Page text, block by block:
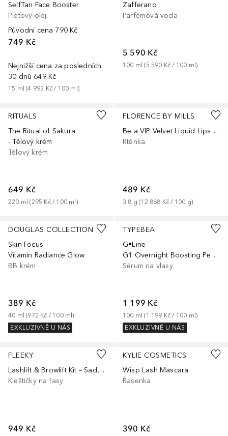
SelfTan Face Booster
Pleťový olej
Původní cena 790 Kč
749 Kč
Nejnižší cena za posledních
30 dnů 649 Kč
15 ml (4 993 Kč / 100 ml )
Zafferano
Parfémová voda
5 590 Kč
100 ml (5 590 Kč / 100 ml)
RITUALS
The Ritual of Sakura
- Tělový krém
Tělový krém
649 Kč
220 ml (295 Kč / 100 ml )
FLORENCE BY MILLS
Be a VIP Velvet Liquid Lipstick
Rtěnka
489 Kč
3.8 g (12 868 Kč / 100 g)
DOUGLAS COLLECTION
Skin Focus
Vitamin Radiance Glow
BB krém
389 Kč
40 ml (972 Kč / 100 ml)
EXKLUZIVNĚ U NÁS
TYPEBEA
G•Line
G1 Overnight Boosting Peptide Serum
Sérum na vlasy
1 199 Kč
100 ml (1 199 Kč / 100 ml)
EXKLUZIVNĚ U NÁS
FLEEKY
Lashlift & Browlift Kit – Sada na laminaci obočí a zvedání řas
Kleštičky na řasy
949 Kč
KYLIE COSMETICS
Wisp Lash Mascara
Řasenka
390 Kč